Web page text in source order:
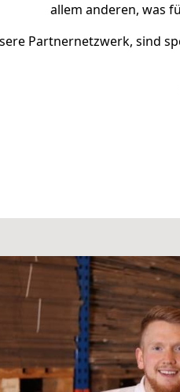
allem anderen, was
Partnernetzwerk, sind